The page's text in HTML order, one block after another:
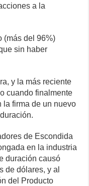
a la
(más del 96%)
sin haber
y la más reciente
cuando finalmente
la firma de un nuevo
de Escondida
en la industria
duración causó
de dólares, y al
del Producto